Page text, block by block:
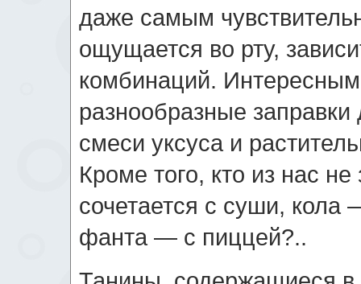
даже самым
ощущается во рту,
комбинаций.
разнообразные
смеси уксуса и
Кроме того, кто из нас
сочетается с суши,
фанта — с пиццей?..